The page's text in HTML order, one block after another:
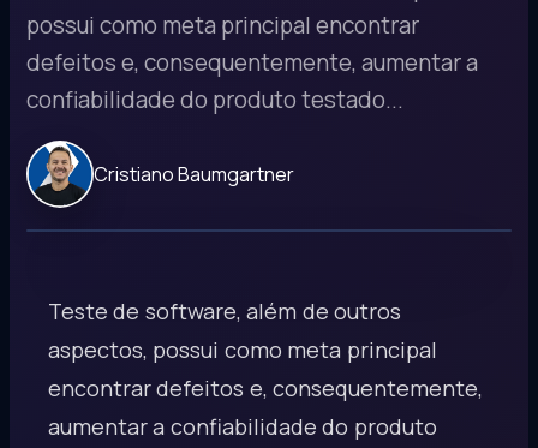
possui como meta principal encontrar
defeitos e, consequentemente, aumentar a
confiabilidade do produto testado...
Cristiano Baumgartner
Teste de software, além de outros
aspectos, possui como meta principal
encontrar defeitos e, consequentemente,
aumentar a confiabilidade do produto